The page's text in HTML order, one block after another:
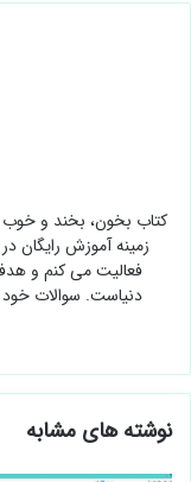
کتاب بخون، بخند و
زمینه آموزش رایگان
فعالیت می کنم و
دنیاست. سوالات
نوشته های مشابه